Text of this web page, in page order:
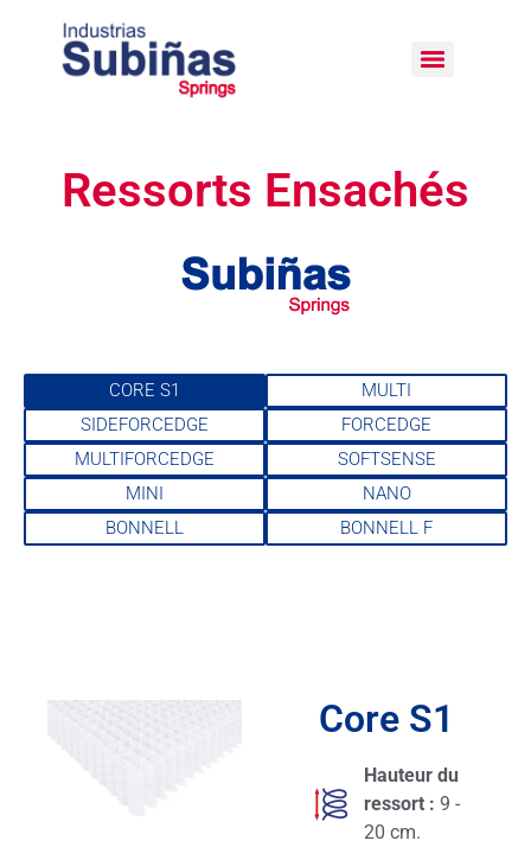
Ressorts Ensachés
CORE S1
MULTI
SIDEFORCEDGE
FORCEDGE
MULTIFORCEDGE
SOFTSENSE
MINI
NANO
BONNELL
BONNELL F
Core S1
Hauteur du
ressort : 9 -
20 cm.